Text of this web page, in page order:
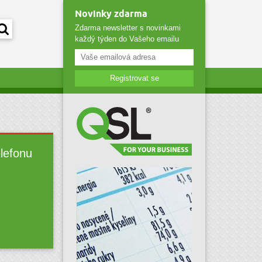
Novinky zdarma
Zdarma newsletter s novinkami
každý týden do Vašeho emailu
Registrovat se